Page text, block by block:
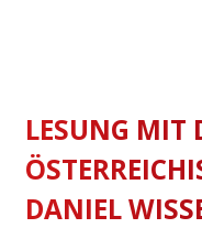
LESUNG MIT
DANIEL